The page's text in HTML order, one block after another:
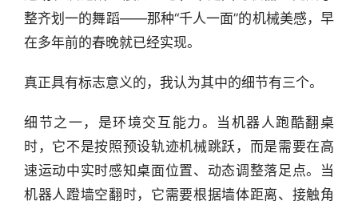
快
报
资
精
选
头
条
整齐划一的舞蹈——那种“千人一面”的机械美感，早
在多年前的春晚就已经实现。
真正具有标志意义的，我认为其中的细节有三个。
细节之一，是环境交互能力。当机器人跑酷翻桌
时，它不是按照预设轨迹机械跳跃，而是需要在高
速运动中实时感知桌面位置、动态调整落足点。当
机器人蹬墙空翻时，它需要根据墙体距离、接触角